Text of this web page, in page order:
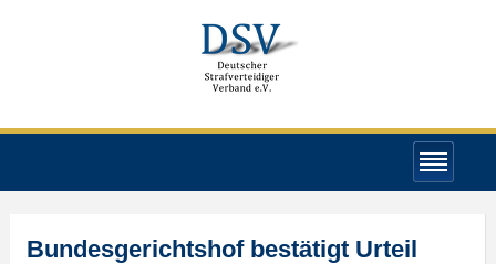
Bundesgerichtshof bestätigt Urteil